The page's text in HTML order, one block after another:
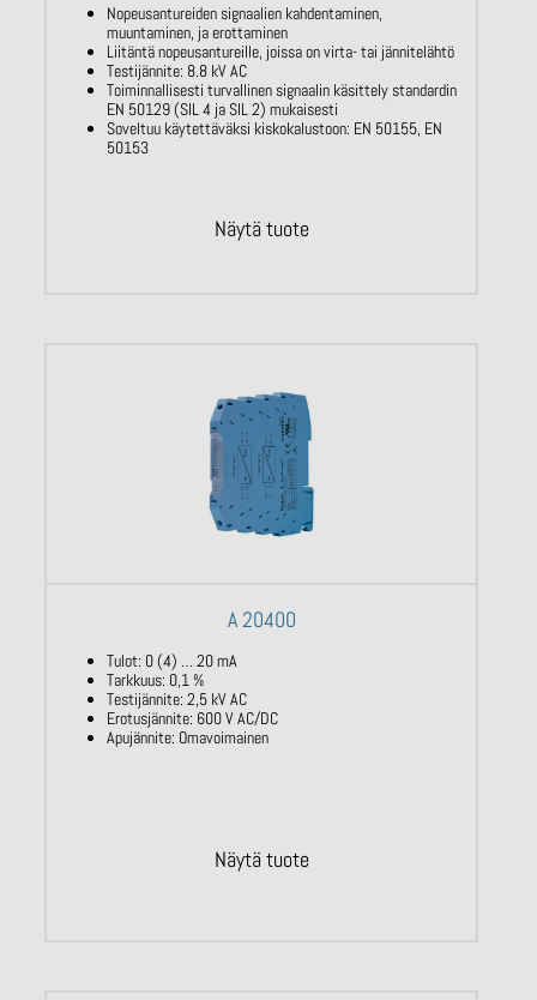
Nopeusantureiden signaalien kahdentaminen,
muuntaminen, ja erottaminen
Liitäntä nopeusantureille, joissa on virta- tai jännitelähtö
Testijännite: 8.8 kV AC
Toiminnallisesti turvallinen signaalin käsittely standardin
EN 50129 (SIL 4 ja SIL 2) mukaisesti
Soveltuu käytettäväksi kiskokalustoon: EN 50155, EN
50153
Näytä tuote
A 20400
Tulot: 0 (4) … 20 mA
Tarkkuus: 0,1 %
Testijännite: 2,5 kV AC
Erotusjännite: 600 V AC/DC
Apujännite: Omavoimainen
Näytä tuote